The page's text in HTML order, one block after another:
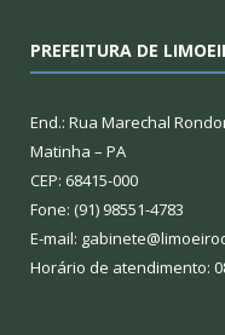
PREFEITURA DE
End.: Rua Marechal
Matinha – PA
CEP: 68415-000
Fone: (91) 98551-4783
E-mail:
Horário de atendimento: